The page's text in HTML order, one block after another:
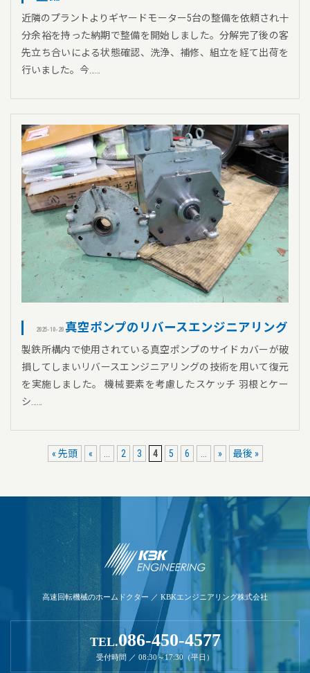
近隣のプラントよりギヤードモーター5台の整備を依頼され十
分余裕を持った納期で整備を開始しました。分解完了後の客
先立ち合いによる状態確認、洗浄、補修、組立を経て出荷を
行いました。今……
2025-10-20 真空ポンプのリバースエンジニアリング
製鉄所構内で使用されている真空ポンプのサイドカバーが破
損してしまいリバースエンジニアリングの技術を用いて復元
を実施しました。 機械要素を考慮したスケッチ 羽根とケー
シ……
« 先頭 « 2 3 4 5 6 » 最後 »
高速回転機械のホームドクター ／ KBKエンジニアリング株式会社
TEL.086-450-4577
受付時間 ／ 08:30～17:30（平日）